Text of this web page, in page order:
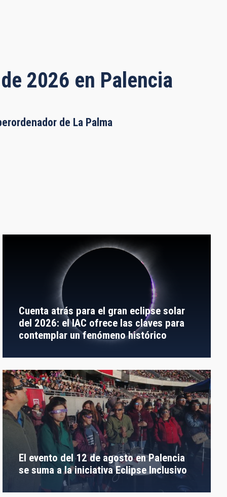
2026 en Palencia
de La Palma
Cuenta atrás para el gran eclipse solar
del 2026: el IAC ofrece las claves para
contemplar un fenómeno histórico
El evento del 12 de agosto en Palencia
se suma a la iniciativa Eclipse Inclusivo